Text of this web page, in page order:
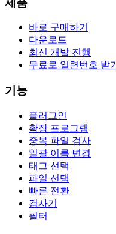
제품
바로 구매하기
다운로드
최신 개발 진행
무료로 일련번호 받기
기능
플러그인
확장 프로그램
중복 파일 검사
일괄 이름 변경
태그 선택
파일 선택
빠른 전환
검사기
필터